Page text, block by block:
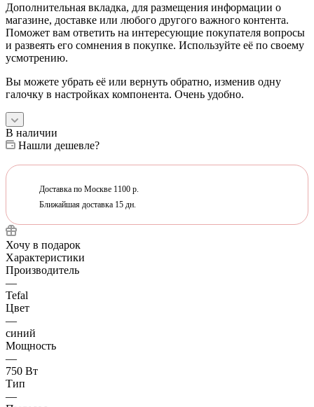
Дополнительная вкладка, для размещения информации о
магазине, доставке или любого другого важного контента.
Поможет вам ответить на интересующие покупателя вопросы
и развеять его сомнения в покупке. Используйте её по своему
усмотрению.
Вы можете убрать её или вернуть обратно, изменив одну
галочку в настройках компонента. Очень удобно.
В наличии
Нашли дешевле?
Доставка по Москве 1100 р.
Ближайшая доставка 15 дн.
Хочу в подарок
Характеристики
Производитель
—
Tefal
Цвет
—
синий
Мощность
—
750 Вт
Тип
—